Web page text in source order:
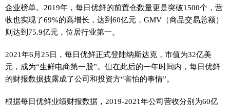
企业榜单。2019年，每日优鲜的前置仓数量更是突破1500个，营
收也实现了69%的高增长，达到60亿元，GMV（商品交易总额）
则达到75.9亿元，位居行业第一。
2021年6月25日，每日优鲜正式登陆纳斯达克，市值为32亿美
元，成为“生鲜电商第一股”。但在此后的一年时间内，每日优鲜
的财报数据披露成了公司和投资方“害怕的事情”。
根据每日优鲜业绩财报数据，2019-2021年公司营收分别为60亿